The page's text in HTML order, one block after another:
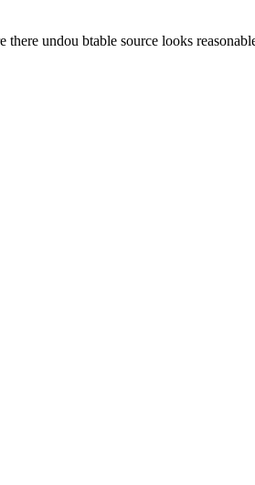
undou btable source looks